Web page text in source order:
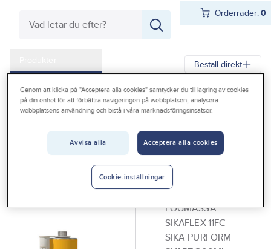
Orderrader:0
Outlet
Beställ direkt
Gelia Produkter
Gelia Förnödenheter & Förbrukning
Lim, fog, spackel, tätning
Fog och tätning Fogmassa
SIKA
Fogmassa,
Purform
FOGMASSA
SIKAFLEX-11FC
SIKA PURFORM
Genom att klicka på "Acceptera alla cookies" samtycker du till lagring av cookies
på din enhet för att förbättra navigeringen på webbplatsen, analysera
webbplatsens användning och bistå i våra marknadsföringsinsatser.
Avvisa alla Acceptera alla cookies
Cookie-inställningar